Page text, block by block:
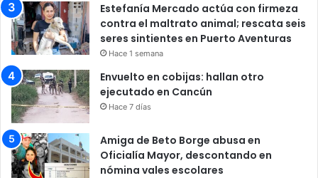
Estefanía Mercado actúa con firmeza
contra el maltrato animal; rescata seis
seres sintientes en Puerto Aventuras
Hace 1 semana
Envuelto en cobijas: hallan otro
ejecutado en Cancún
Hace 7 días
Amiga de Beto Borge abusa en
Oficialía Mayor, descontando en
nómina vales escolares